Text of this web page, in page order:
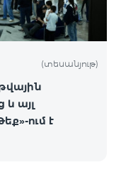
(տեսանյութ)
և այլ
ում է